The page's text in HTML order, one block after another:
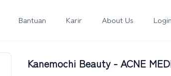
Bantuan Karir About Us
Kanemochi Beauty - ACNE